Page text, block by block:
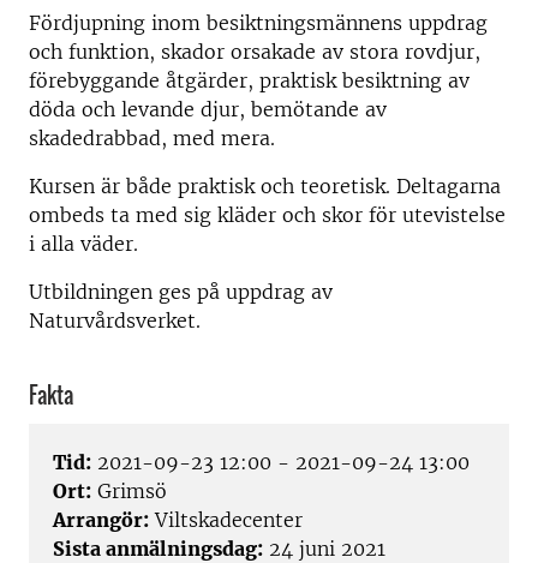
Fördjupning inom besiktningsmännens uppdrag
och funktion, skador orsakade av stora rovdjur,
förebyggande åtgärder, praktisk besiktning av
döda och levande djur, bemötande av
skadedrabbad, med mera.
Kursen är både praktisk och teoretisk. Deltagarna
ombeds ta med sig kläder och skor för utevistelse
i alla väder.
Utbildningen ges på uppdrag av
Naturvårdsverket.
Fakta
Tid: 2021-09-23 12:00 - 2021-09-24 13:00
Ort: Grimsö
Arrangör: Viltskadecenter
Sista anmälningsdag: 24 juni 2021